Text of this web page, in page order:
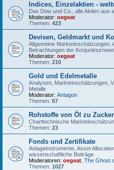
Indices, Einzelaktien -
Dax Dow und Co., alle Aktien aus
Moderator: oegeat
Themen: 423
Devisen, Geldmarkt und
Allgemeine Markteinschätzungen,
Betrachtungen der Konjunkturnews.
Moderator: oegeat
Themen: 210
Gold und Edelmetalle
Analysen, Markteinschätzungen,
Metalle
Moderator: Antagon
Themen: 67
Rohstoffe von Öl zu Zucker
Charttechnische
Themen: 23
Fonds und Zertifikate
Anlageinstrumente, Asset
wissenschaftliche Beiträge
Moderatoren: oegeat The Ghost
Themen: 1027